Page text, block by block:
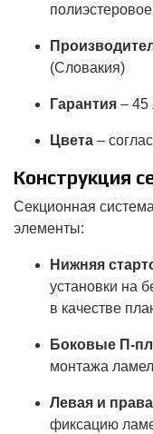
(Словакия)
Гарантия – 45
Цвета –
Конструкция
Секционная
элементы:
Нижняя
установки на
в качестве
Боковые П-
монтажа
Левая и
фиксацию